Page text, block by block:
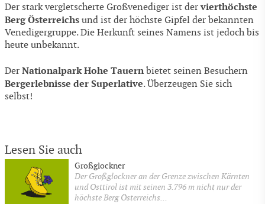
Der stark vergletscherte Großvenediger ist dervierthöchste
Berg Österreichs und ist der höchste Gipfel der bekannten
Venedigergruppe. Die Herkunft seines Namens ist jedoch bis
heute unbekannt.
Der Nationalpark Hohe Tauern bietet seinen Besuchern
Bergerlebnisse der Superlative. Überzeugen Sie sich
selbst!
Lesen Sie auch
Großglockner
Der Großglockner an der Grenze zwischen Kärnten
und Osttirol ist mit seinen 3.796 m nicht nur der
höchste Berg Österreichs...